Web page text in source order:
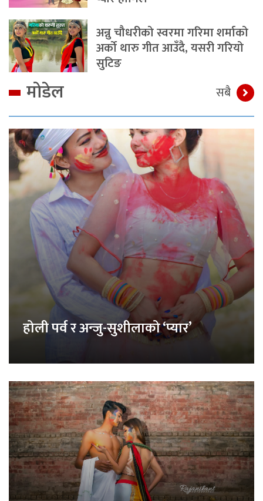
अन्नु चौधरीको स्वरमा गरिमा शर्माको
अर्को थारु गीत आउँदै, यसरी गरियो
सुटिङ
मोडेल सबै
होली पर्व र अन्जु-सुशीलाको ‘प्यार’